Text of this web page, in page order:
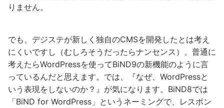
りません。
でも、デジステが新しく独自のCMSを開発したとは考え
にくいですし（むしろそうだったらナンセンス）、普通に
考えたらWordPressを使ってBiND9の新機能のように言
っているんだと思えます。では、『なぜ、WordPressと
いう表現をしないのか？』が気になります。BiND8では
「BiND for WordPress」というネーミングで、レスポン